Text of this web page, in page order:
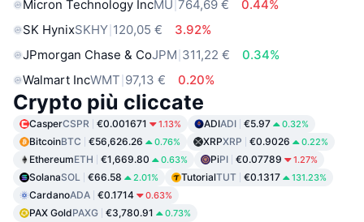
Micron Technology IncMU 764,69 €
0.44%
SK HynixSKHY 120,05 €
3.92%
JPmorgan Chase & CoJPM 311,22 €
0.34%
Walmart IncWMT 97,13 € 0.20%
Crypto più cliccate
CasperCSPR €0.001671 1.13% ADIADI €5.97 0.32%
BitcoinBTC €56,626.26 0.76% XRPXRP €0.9026 0.22%
EthereumETH €1,669.80 0.63% PiPI €0.07789 1.27%
SolanaSOL €66.58 2.01% TutorialTUT €0.1317 131.23%
CardanoADA €0.1714 0.63%
PAX GoldPAXG €3,780.91 0.73%